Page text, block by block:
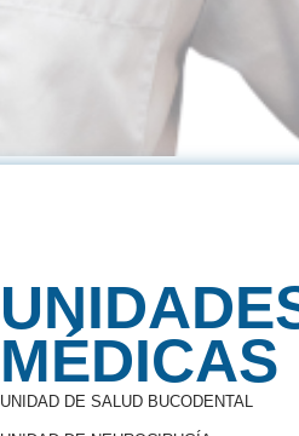
MÉDICAS
UNIDAD DE SALUD BUCODENTAL